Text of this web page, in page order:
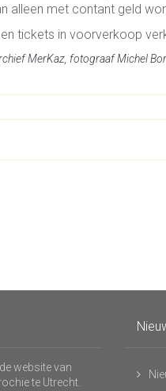
alleen met contant geld
tickets in voorverkoop
MerKaz, fotograaf Michel
website van
te Utrecht.